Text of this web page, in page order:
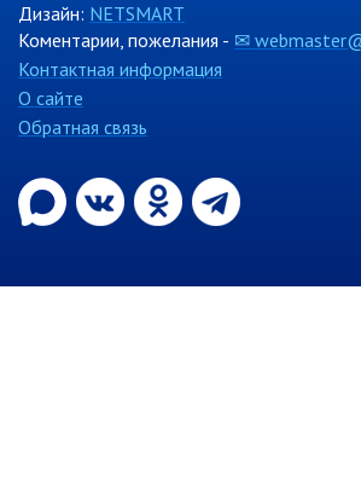
Дизайн: NETSMART
Коментарии, пожелания - ✉
Контактная информация
О сайте
Обратная связь